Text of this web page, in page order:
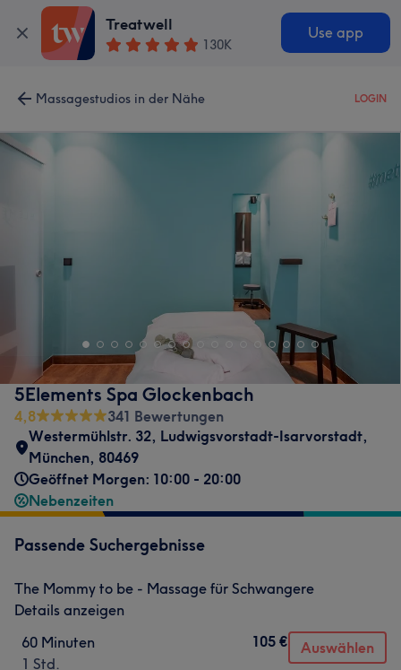
Treatwell
130K
Use app
Massagestudios in der Nähe LOGIN
5Elements Spa Glockenbach
4,8
341 Bewertungen
Westermühlstr. 32, Ludwigsvorstadt-Isarvorstadt,
München, 80469
Geöffnet Morgen: 10:00 - 20:00
Nebenzeiten
Passende Suchergebnisse
The Mommy to be - Massage für Schwangere
Details anzeigen
60 Minuten
1 Std.
105 € Auswählen